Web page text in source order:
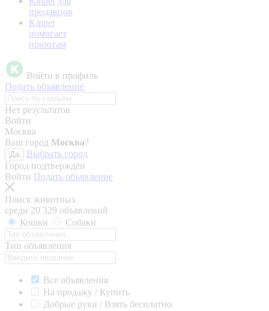
продавцов
Kinpet
помогает
приютам
Войти в профиль
Подать объявление
Нет результатов
Войти
Москва
Ваш город Москва?
Да
Выбрать город
Город подтверждён
Войти Подать объявление
Поиск животных
среди 20 329 объявлений
Кошки
Собаки
Тип объявления
Все объявления
На продажу / Купить
Добрые руки / Взять бесплатно